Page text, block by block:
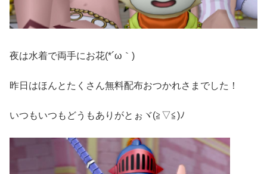
夜は水着で両手にお花(*´ω｀)
昨日はほんとたくさん無料配布おつかれさまでした！
いつもいつもどうもありがとぉヾ(≧▽≦)ﾉ